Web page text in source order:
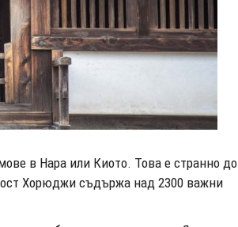
в Нара или Киото. Това е странно до
Хорюджи съдържа над 2300 важни